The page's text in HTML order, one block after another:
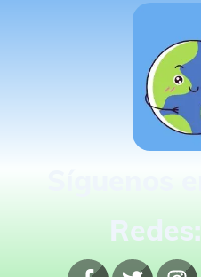
Redes: